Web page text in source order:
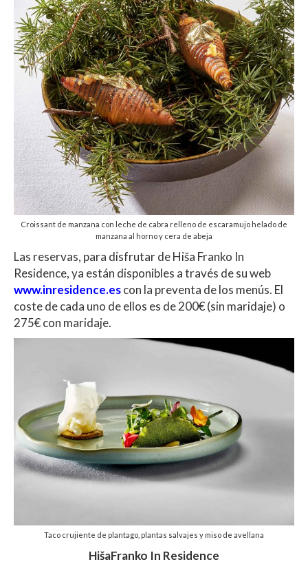
Croissant de manzana con leche de cabra relleno de escaramujo helado de
manzana al horno y cera de abeja
Las reservas, para disfrutar de Hiša Franko In
Residence, ya están disponibles a través de su web
www.inresidence.escon la preventa de los menús. El
coste de cada uno de ellos es de 200€ (sin maridaje) o
275€ con maridaje.
Taco crujiente de plantago, plantas salvajes y miso de avellana
HišaFranko In Residence